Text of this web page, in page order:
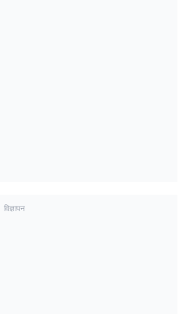
विज्ञापन